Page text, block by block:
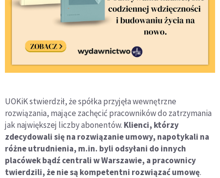
UOKiK stwierdził, że spółka przyjęła wewnętrzne
rozwiązania, mające zachęcić pracowników do zatrzymania
jak największej liczby abonentów. Klienci, którzy
zdecydowali się na rozwiązanie umowy, napotykali na
różne utrudnienia, m.in. byli odsyłani do innych
placówek bądź centrali w Warszawie, a pracownicy
twierdzili, że nie są kompetentni rozwiązać umowę.